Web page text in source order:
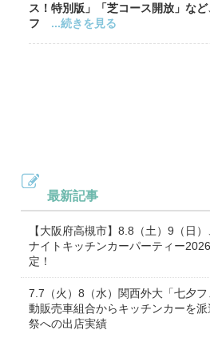
ス！特別版」「芝コース開放」な
フ ...続きを見る
最新記事
【大阪府高槻市】8.8（土）9（日
ナイトキッチンカーパーティー
定！
7.7（火）8（水）関西外大「七夕
動販売車組合からキッチンカーを
祭への出店実績